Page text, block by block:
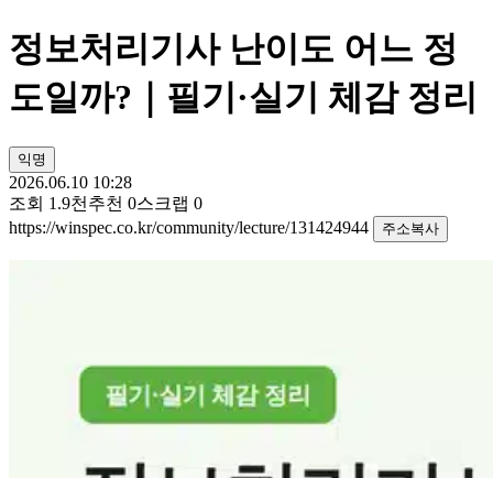
정보처리기사 난이도 어느 정
도일까?｜필기·실기 체감 정리
익명
2026.06.10 10:28
조회 1.9천 추천 0스크랩 0
https://winspec.co.kr/community/lecture/131424944
주소복사